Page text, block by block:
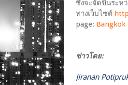
ซึ่งจะจัดขึ้นระห
ทางเว็บไซต์
page: Bangkok
ข่าวโดย:
Jiranan